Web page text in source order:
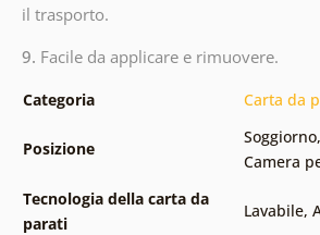
il trasporto.
9. Facile da applicare e rimuovere.
Categoria Carta da
Posizione
Soggiorno,
Camera
Tecnologia della carta da
parati
Lavabile,